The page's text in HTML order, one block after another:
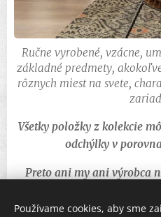
Ručne vyrobené, vzácne,
základné predmety,
rôznych miest na svete,
Všetky položky z kolekcie
odchýlky v
Preto ani my ani výrobca
predmetom
Používame cookies, aby sme